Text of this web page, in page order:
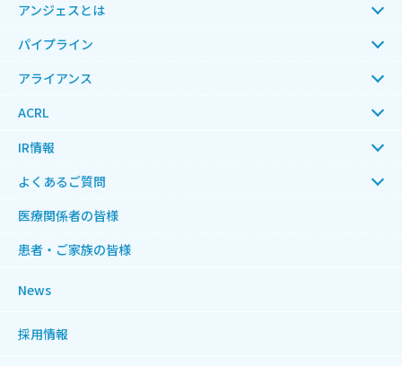
アンジェスとは
パイプライン
アライアンス
ACRL
IR情報
よくあるご質問
医療関係者の皆様
患者・ご家族の皆様
News
採用情報